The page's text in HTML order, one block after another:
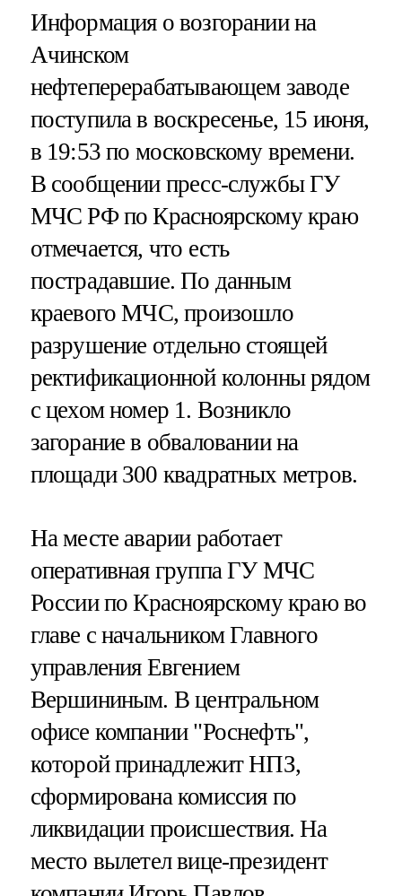
Информация о возгорании на
Ачинском
нефтеперерабатывающем заводе
поступила в воскресенье, 15 июня,
в 19:53 по московскому времени.
В сообщении пресс-службы ГУ
МЧС РФ по Красноярскому краю
отмечается, что есть
пострадавшие. По данным
краевого МЧС, произошло
разрушение отдельно стоящей
ректификационной колонны рядом
с цехом номер 1. Возникло
загорание в обваловании на
площади 300 квадратных метров.
На месте аварии работает
оперативная группа ГУ МЧС
России по Красноярскому краю во
главе с начальником Главного
управления Евгением
Вершининым. В центральном
офисе компании "Роснефть",
которой принадлежит НПЗ,
сформирована комиссия по
ликвидации происшествия. На
место вылетел вице-президент